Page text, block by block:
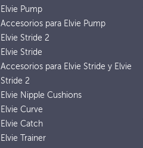
Elvie Pump
Accesorios para Elvie Pump
Elvie Stride 2
Elvie Stride
Accesorios para Elvie Stride y Elvie
Stride 2
Elvie Nipple Cushions
Elvie Curve
Elvie Catch
Elvie Trainer